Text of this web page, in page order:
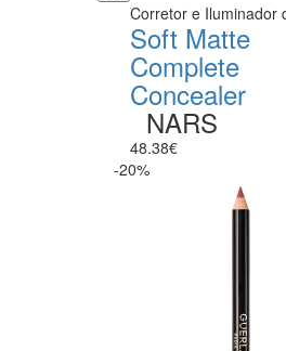
Corretor e Iluminador
Soft Matte
Complete
Concealer
NARS
48.38€
-20%